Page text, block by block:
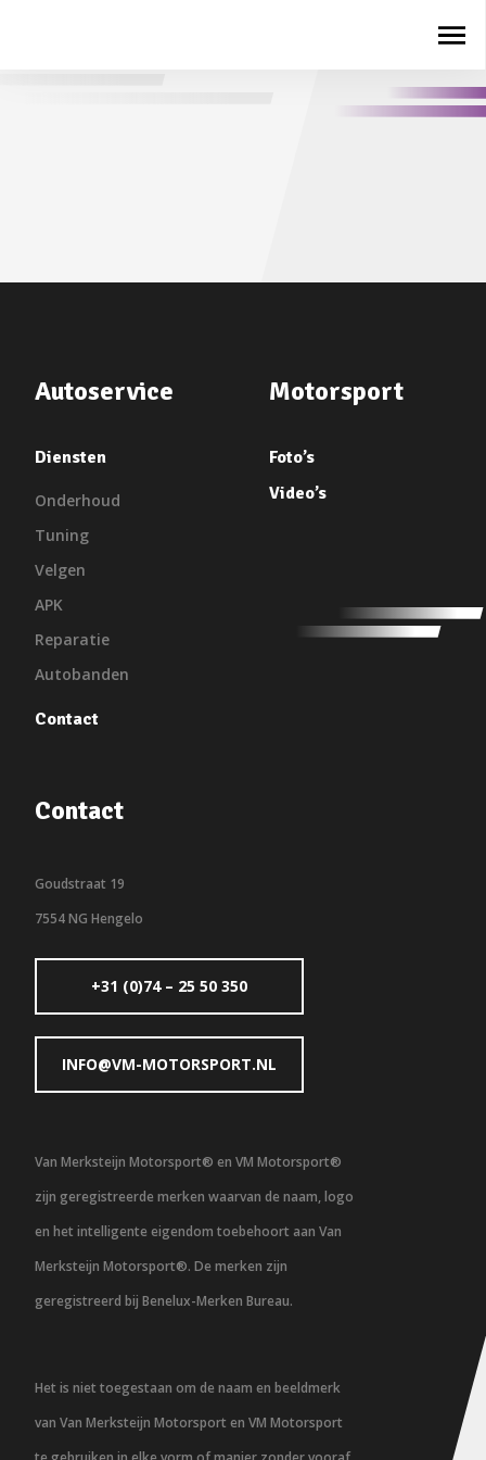
Autoservice
Diensten
Onderhoud
Tuning
Velgen
APK
Reparatie
Autobanden
Contact
Motorsport
Foto’s
Video’s
Contact
Goudstraat 19
7554 NG Hengelo
+31 (0)74 – 25 50 350
INFO@VM-MOTORSPORT.NL
Van Merksteijn Motorsport® en VM Motorsport®
zijn geregistreerde merken waarvan de naam, logo
en het intelligente eigendom toebehoort aan Van
Merksteijn Motorsport®. De merken zijn
geregistreerd bij Benelux-Merken Bureau.
Het is niet toegestaan om de naam en beeldmerk
van Van Merksteijn Motorsport en VM Motorsport